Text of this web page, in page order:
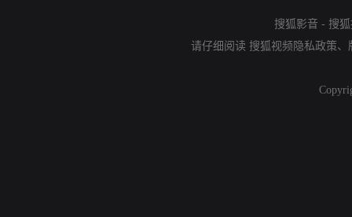
搜狐影音 - 搜
请仔细阅读 搜狐视频隐私政策、